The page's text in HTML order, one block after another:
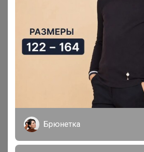
Самые желанные
Попкорн с карамелью
Брюнетка